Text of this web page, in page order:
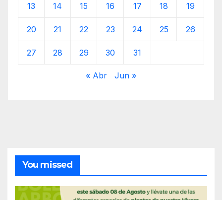
13 14 15 16 17 18 19
20 21 22 23 24 25 26
27 28 29 30 31
« Abr Jun »
You missed